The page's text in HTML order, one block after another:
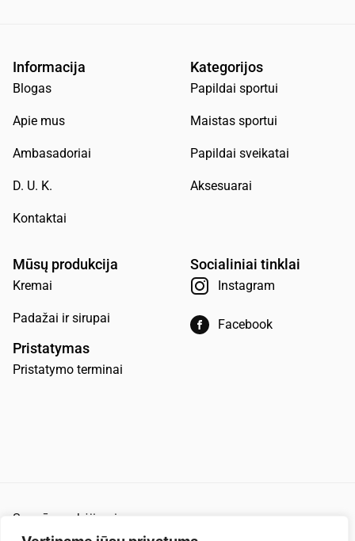
Informacija
Blogas
Apie mus
Ambasadoriai
D. U. K.
Kontaktai
Kategorijos
Papildai sportui
Maistas sportui
Papildai sveikatai
Aksesuarai
Mūsų produkcija
Kremai
Padažai ir sirupai
Pristatymas
Pristatymo terminai
Socialiniai tinklai
Instagram
Facebook
Saugūs mokėjimai